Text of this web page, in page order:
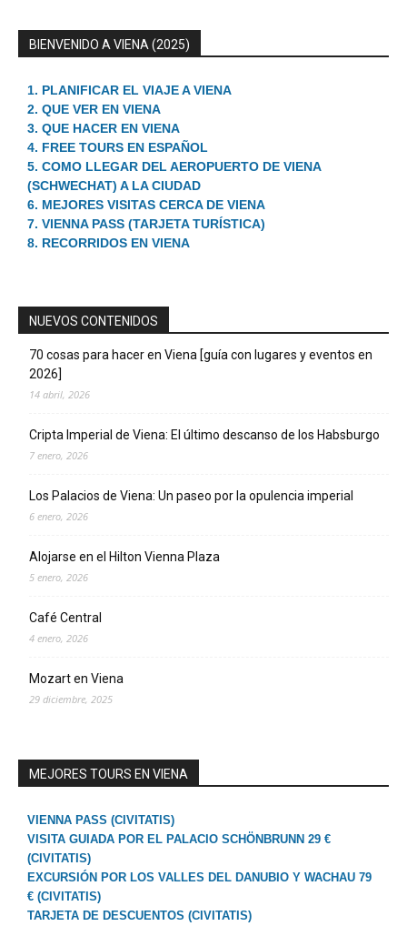
BIENVENIDO A VIENA (2025)
1. PLANIFICAR EL VIAJE A VIENA
2. QUE VER EN VIENA
3. QUE HACER EN VIENA
4. FREE TOURS EN ESPAÑOL
5. COMO LLEGAR DEL AEROPUERTO DE VIENA
(SCHWECHAT) A LA CIUDAD
6. MEJORES VISITAS CERCA DE VIENA
7. VIENNA PASS (TARJETA TURÍSTICA)
8. RECORRIDOS EN VIENA
NUEVOS CONTENIDOS
70 cosas para hacer en Viena [guía con lugares y eventos en
2026]
14 abril, 2026
Cripta Imperial de Viena: El último descanso de los Habsburgo
7 enero, 2026
Los Palacios de Viena: Un paseo por la opulencia imperial
6 enero, 2026
Alojarse en el Hilton Vienna Plaza
5 enero, 2026
Café Central
4 enero, 2026
Mozart en Viena
29 diciembre, 2025
MEJORES TOURS EN VIENA
VIENNA PASS (CIVITATIS)
VISITA GUIADA POR EL PALACIO SCHÖNBRUNN 29 €
(CIVITATIS)
EXCURSIÓN POR LOS VALLES DEL DANUBIO Y WACHAU 79
€ (CIVITATIS)
TARJETA DE DESCUENTOS (CIVITATIS)